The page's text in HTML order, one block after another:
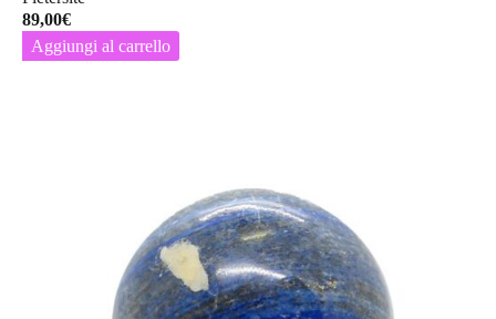
89,00€
Aggiungi al carrello